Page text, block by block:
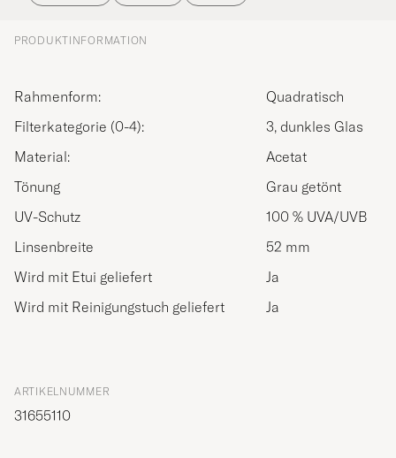
PRODUKTINFORMATION
Rahmenform:
Quadratisch
Filterkategorie (0-4):
3, dunkles Glas
Material:
Acetat
Tönung
Grau getönt
UV-Schutz
100 % UVA/UVB
Linsenbreite
52 mm
Wird mit Etui geliefert
Ja
Wird mit Reinigungstuch geliefert
Ja
ARTIKELNUMMER
31655110